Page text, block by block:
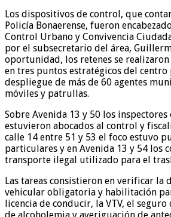
Los dispositivos de control, que
Policía Bonaerense, fueron
Control Urbano y Convivencia
por el subsecretario del área,
oportunidad, los retenes se
en tres puntos estratégicos del centro
despliegue de más de 60 agentes
móviles y patrullas.
Sobre Avenida 13 y 50 los inspectores
estuvieron abocados al control y
calle 14 entre 51 y 53 el foco estuvo
particulares y en Avenida 13 y 54 los
transporte ilegal utilizado para el
Las tareas consistieron en verificar la
vehicular obligatoria y habilitación
licencia de conducir, la VTV, el